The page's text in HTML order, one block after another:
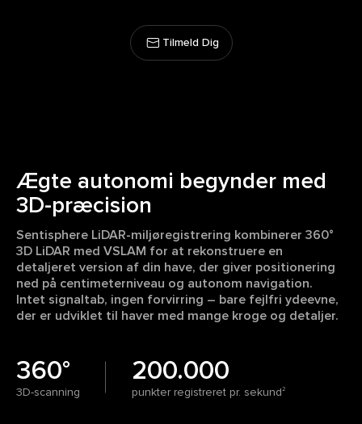
Tilmeld Dig
Ægte autonomi begynder med
3D-præcision
Sentisphere LiDAR-miljøregistrering kombinerer 360°
3D LiDAR med VSLAM for at rekonstruere en
detaljeret version af din have, der giver positionering
ned på centimeterniveau og autonom navigation.
Intet signaltab, ingen forvirring – bare fejlfri ydeevne,
der er udviklet til haver med mange kroge og detaljer.
360°
3D-scanning
200.000
punkter registreret pr. sekund2